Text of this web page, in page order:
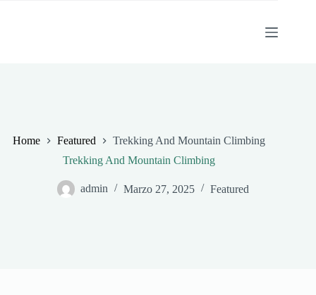
Home Featured
Trekking And Mountain Climbing
Trekking And Mountain Climbing
admin Marzo 27, 2025 Featured